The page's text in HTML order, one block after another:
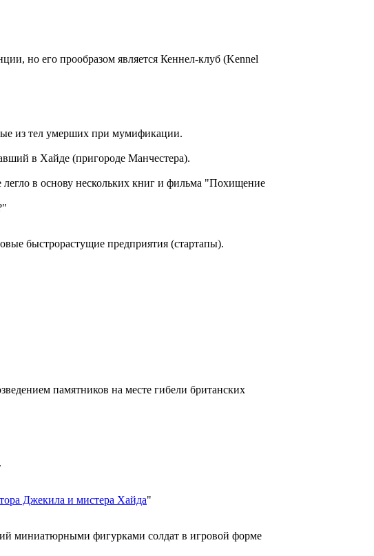
но его прообразом является Кеннел-клуб (Kennel
из тел умерших при мумификации.
в Хайде (пригороде Манчестера).
в основу нескольких книг и фильма "Похищение
быстрорастущие предприятия (стартапы).
памятников на месте гибели британских
Джекила и мистера Хайда"
миниатюрными фигурками солдат в игровой форме